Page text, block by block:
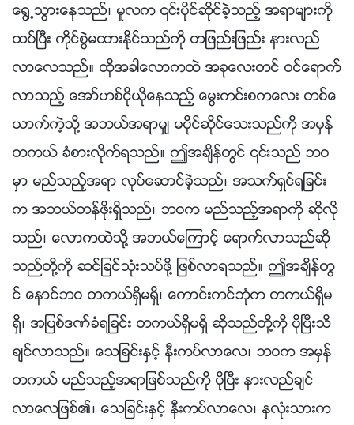
ေ႐ြ႕သြားေနသည္၊ မူလက ၎ပိုင္ဆိုင္ခဲ့သည့္ အရာမ်ားကို
ထပ္ၿပီး ကိုင္စြဲမထားႏိုင္သည္ကို တျဖည္းျဖည္း နားလည္
လာေလသည္။ ထိုအခါေလာကထဲ အခုေလးတင္ ဝင္ေရာက္
လာသည့္ ေအာ္ဟစ္ငိုယိုေနသည့္ ေမြးကင္းစကေလး တစ္ေ
ယာက္ကဲ့သို႔ အဘယ္အရာမွ် မပိုင္ဆိုင္ေသးသည္ကို အမွန္
တကယ္ ခံစားလိုက္ရသည္။ ဤအခ်ိန္တြင္ ၎သည္ ဘဝ
မွာ မည္သည့္အရာ လုပ္ေဆာင္ခဲ့သည္၊ အသက္ရွင္ရျခင္း
က အဘယ္တန္ဖိုးရွိသည္၊ ဘဝက မည္သည့္အရာကို ဆိုလို
သည္၊ ေလာကထဲသို႔ အဘယ္ေၾကာင့္ ေရာက္လာသည္ဆို
သည္တို႔ကို ဆင္ျခင္သုံးသပ္ဖို႔ ျဖစ္လာရသည္။ ဤအခ်ိန္တြ
င္ ေနာင္ဘဝ တကယ္ရွိမရွိ၊ ေကာင္းကင္ဘုံက တကယ္ရွိမ
ရွိ၊ အျပစ္ဒဏ္ခံရျခင္း တကယ္ရွိမရွိ ဆိုသည္တို႔ကို ပိုၿပီးသိ
ခ်င္လာသည္။ ေသျခင္းႏွင့္ နီးကပ္လာေလ၊ ဘဝက အမွန္
တကယ္ မည္သည့္အရာျဖစ္သည္ကို ပိုၿပီး နားလည္ခ်င္
လာေလျဖစ္၏၊ ေသျခင္းႏွင့္ နီးကပ္လာေလ၊ ႏွလုံးသားက